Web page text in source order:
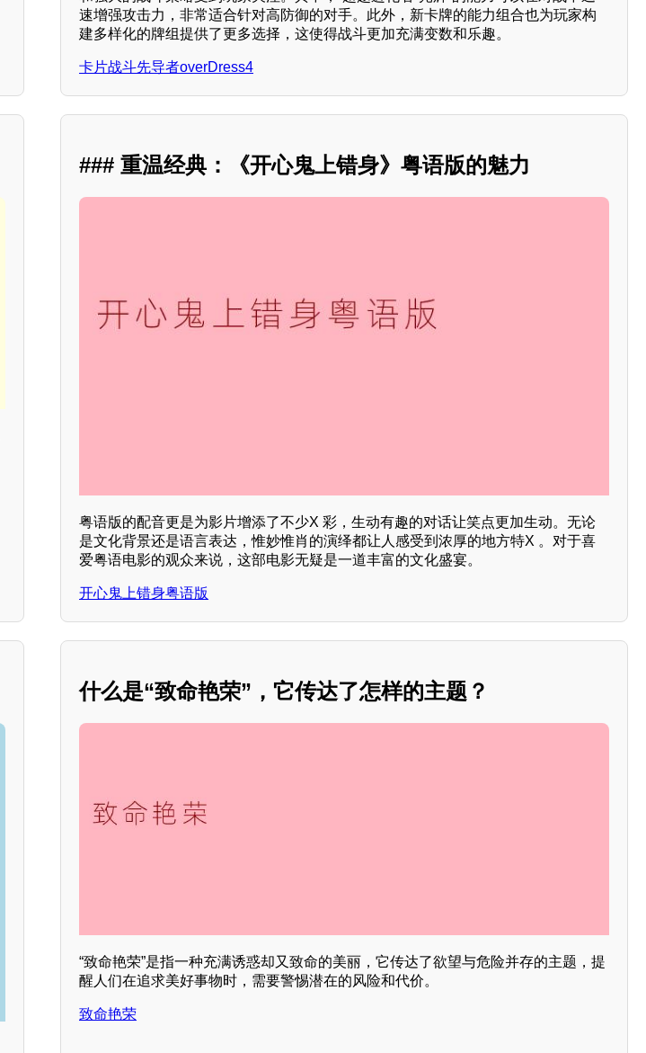
速增强攻击力，非常适合针对高防御的对手。此外，新卡牌的能力组合也为玩家构
建多样化的牌组提供了更多选择，这使得战斗更加充满变数和乐趣。
卡片战斗先导者overDress4
### 重温经典：《开心鬼上错身》粤语版的魅力
粤语版的配音更是为影片增添了不少X 彩，生动有趣的对话让笑点更加生动。无论
是文化背景还是语言表达，惟妙惟肖的演绎都让人感受到浓厚的地方特X 。对于喜
爱粤语电影的观众来说，这部电影无疑是一道丰富的文化盛宴。
开心鬼上错身粤语版
什么是“致命艳荣”，它传达了怎样的主题？
“致命艳荣”是指一种充满诱惑却又致命的美丽，它传达了欲望与危险并存的主题，提
醒人们在追求美好事物时，需要警惕潜在的风险和代价。
致命艳荣